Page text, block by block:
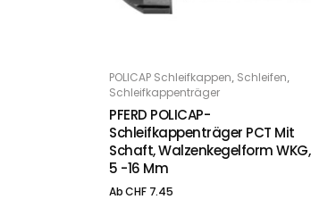
OPTIONS
POLICAP Schleifkappen, Schleifen,
Schleifkappenträger
PFERD POLICAP-
Schleifkappenträger PCT Mit
Schaft, Walzenkegelform WKG,
5 -16 Mm
AbCHF7.45